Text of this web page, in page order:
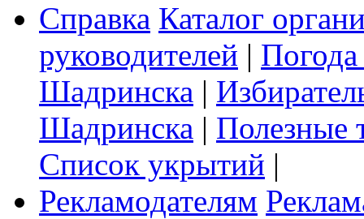
Справка Каталог
руководителей |
Шадринска |
Шадринска | Полезные
Список укрытий |
Рекламодателям